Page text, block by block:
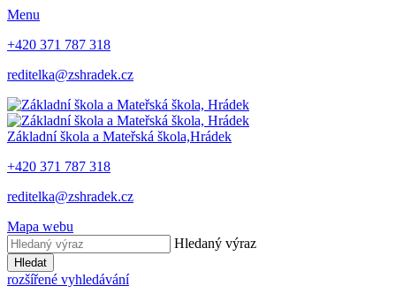
Menu
+420 371 787 318
reditelka@zshradek.cz
Základní škola a Mateřská škola,Hrádek
+420 371 787 318
reditelka@zshradek.cz
Mapa webu
Hledaný výraz
Hledat
rozšířené vyhledávání